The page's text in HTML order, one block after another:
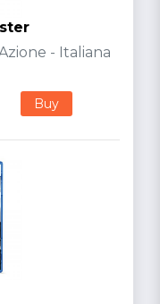
- Italiana
Buy